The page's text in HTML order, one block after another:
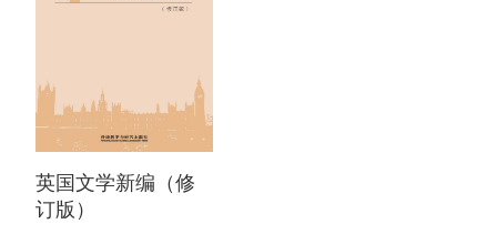
英国文学新编（修
订版）